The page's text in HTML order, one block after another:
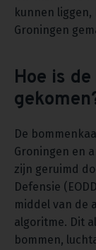
kunnen
Groningen
Hoe is
De
Groningen en
zijn geruimd
Defensie
middel van de
algoritme. Dit
bommen,